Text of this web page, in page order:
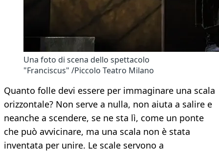
Una foto di scena dello spettacolo
"Franciscus" /Piccolo Teatro Milano
Quanto folle devi essere per immaginare una scala
orizzontale? Non serve a nulla, non aiuta a salire e
neanche a scendere, se ne sta lì, come un ponte
che può avvicinare, ma una scala non è stata
inventata per unire. Le scale servono a